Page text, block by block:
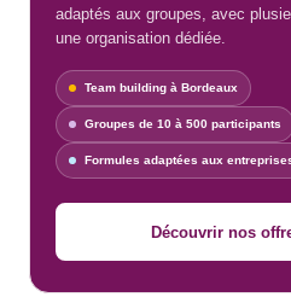
adaptés aux groupes, avec
une organisation dédiée.
Team building à Bordeaux
Groupes de 10 à 500 participants
Formules adaptées aux
Découvrir nos